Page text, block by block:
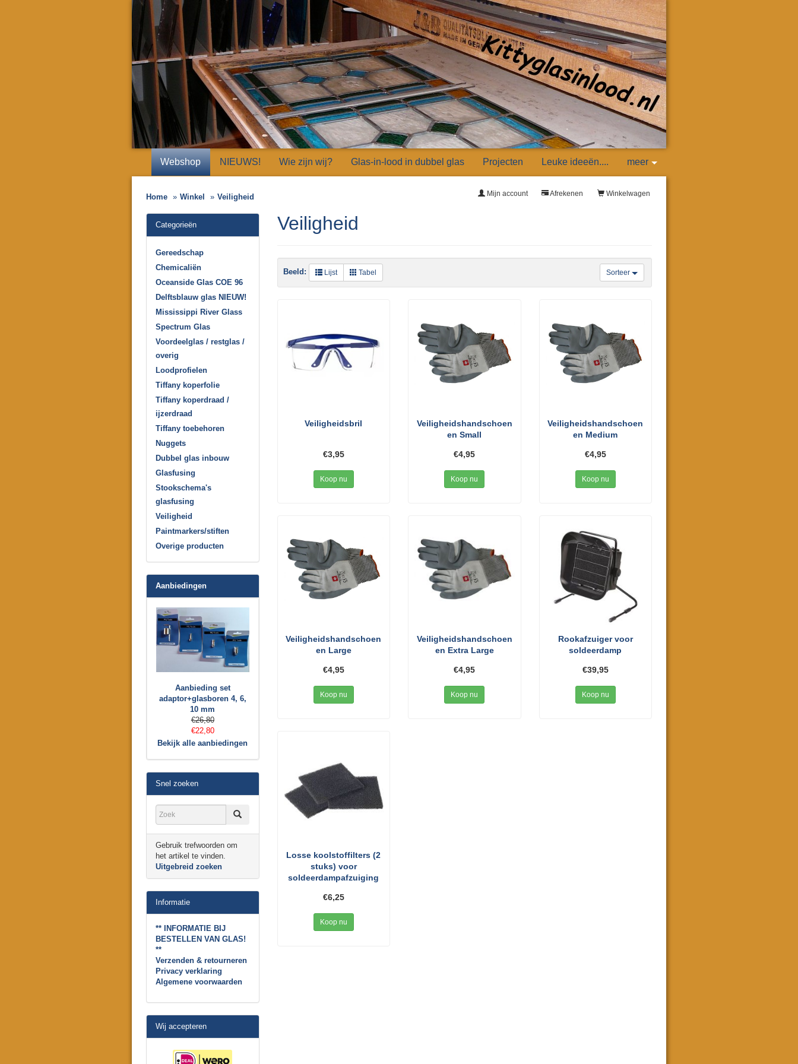
Webshop NIEUWS! Wie zijn wij? Glas-in-lood in dubbel glas Projecten Leuke ideeën.... meer
Home Winkel Veiligheid Winkelwagen
Afrekenen
Mijn account
Veiligheid
Sorteer
Beeld: Lijst Tabel
Veiligheidsbril
€3,95
Koop nu
Veiligheidshandschoen
en Small
€4,95
Koop nu
Veiligheidshandschoen
en Medium
€4,95
Koop nu
Veiligheidshandschoen
en Large
€4,95
Koop nu
Veiligheidshandschoen
en Extra Large
€4,95
Koop nu
Rookafzuiger voor
soldeerdamp
€39,95
Koop nu
Losse koolstoffilters (2
stuks) voor
soldeerdampafzuiging
€6,25
Koop nu
Categorieën
Gereedschap
Chemicaliën
Oceanside Glas COE 96
Delftsblauw glas NIEUW!
Mississippi River Glass
Spectrum Glas
Voordeelglas / restglas /
overig
Loodprofielen
Tiffany koperfolie
Tiffany koperdraad /
ijzerdraad
Tiffany toebehoren
Nuggets
Dubbel glas inbouw
Glasfusing
Stookschema's
glasfusing
Veiligheid
Paintmarkers/stiften
Overige producten
Aanbiedingen
Aanbieding set
adaptor+glasboren 4, 6,
10 mm
€26,80
€22,80
Bekijk alle aanbiedingen
Snel zoeken
Gebruik trefwoorden om
het artikel te vinden.
Uitgebreid zoeken
Informatie
** INFORMATIE BIJ
BESTELLEN VAN GLAS!
**
Verzenden & retourneren
Privacy verklaring
Algemene voorwaarden
Wij accepteren